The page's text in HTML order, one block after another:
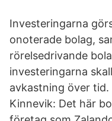
Investeringarna
onoterade bolag,
rörelsedrivande
investeringarna
avkastning över
Kinnevik: Det här